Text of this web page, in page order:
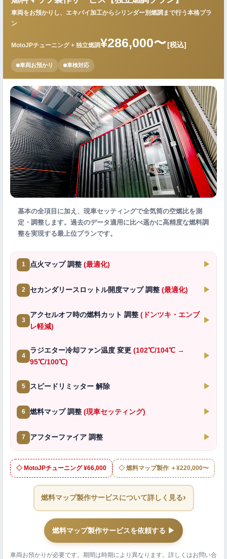
車両をお預かりし、エキパイ加工からシリンダー別燃調まで行う本格プラ
ン
MotoJPチューニング + 独立燃調¥286,000〜[税込]
車両お預かり 車検対応
基本の全項目に加え、現車セッティングで全気筒の空燃比を測
定・調整します。過去のデータ適用に比べ遥かに高精度な燃料調
整を実現する最上位プランです。
1 点火マップ 調整 (最適化) ▶
2 セカンダリースロットル開度マップ 調整 (最適化) ▶
3
アクセルオフ時の燃料カット 調整 (ドンツキ・エンブ
レ軽減)
▶
4
ラジエター冷却ファン温度 変更 (102℃/104℃ →
95℃/100℃)
▶
5 スピードリミッター 解除 ▶
6 燃料マップ 調整 (現車セッティング) ▶
7 アフターファイア 調整 ▶
◇ MotoJPチューニング ¥66,000 ◇ 燃料マップ製作 ＋¥220,000〜
燃料マップ製作サービスについて詳しく見る›
燃料マップ製作サービスを依頼する ▶
車両お預かりが必要です。期間は時期により異なります。詳しくはお問い合